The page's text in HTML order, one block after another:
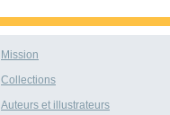
Mission
Collections
Auteurs et illustrateurs